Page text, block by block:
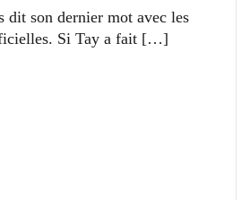
dit son dernier mot avec les
Si Tay a fait